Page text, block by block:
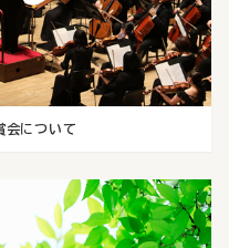
会について